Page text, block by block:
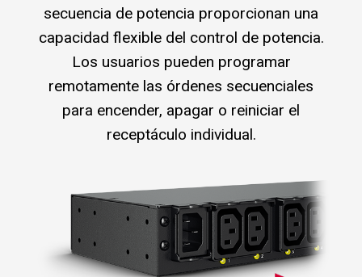
secuencia de potencia proporcionan una
capacidad flexible del control de potencia.
Los usuarios pueden programar
remotamente las órdenes secuenciales
para encender, apagar o reiniciar el
receptáculo individual.